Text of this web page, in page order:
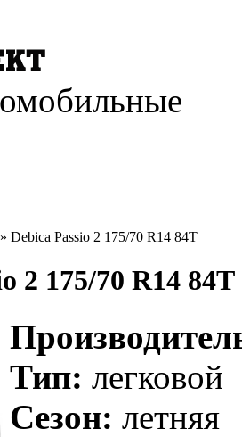
» Debica Passio 2 175/70 R14 84T
2 175/70 R14 84T
Тип: легковой
Сезон: летняя